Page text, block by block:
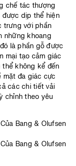
chế tác thượng
được dịp thể hiện
trưng với phần
những khoang
là phần gỗ được
mại tạo cảm giác
thể không kể đến
mặt đa giác cực
các chi tiết vải
chỉnh theo yêu